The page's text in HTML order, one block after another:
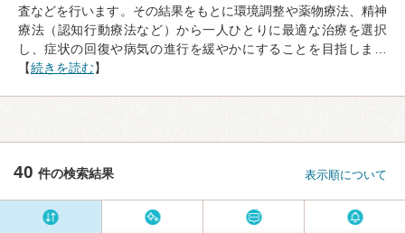
査などを行います。その結果をもとに環境調整や薬物療法、精神
療法（認知行動療法など）から一人ひとりに最適な治療を選択
し、症状の回復や病気の進行を緩やかにすることを目指しま…
【続きを読む】
40 件の検索結果 表示順について